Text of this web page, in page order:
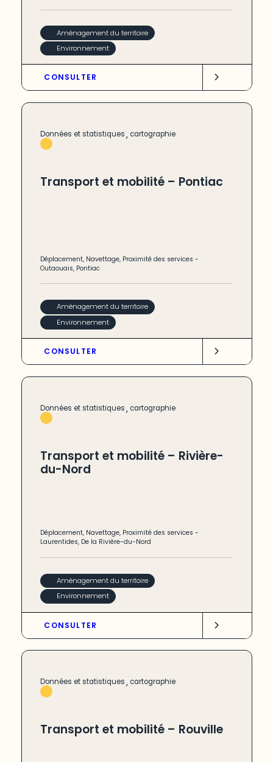
Aménagement du territoire
Environnement
CONSULTER
Données et statistiques, cartographie
Transport et mobilité – Pontiac
Déplacement, Navettage, Proximité des services -
Outaouais, Pontiac
Aménagement du territoire
Environnement
CONSULTER
Données et statistiques, cartographie
Transport et mobilité – Rivière-
du-Nord
Déplacement, Navettage, Proximité des services -
Laurentides, De la Rivière-du-Nord
Aménagement du territoire
Environnement
CONSULTER
Données et statistiques, cartographie
Transport et mobilité – Rouville